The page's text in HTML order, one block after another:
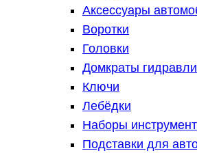
Аксессуары
Воротки
Головки
Домкраты
Ключи
Лебёдки
Наборы
Подставки для